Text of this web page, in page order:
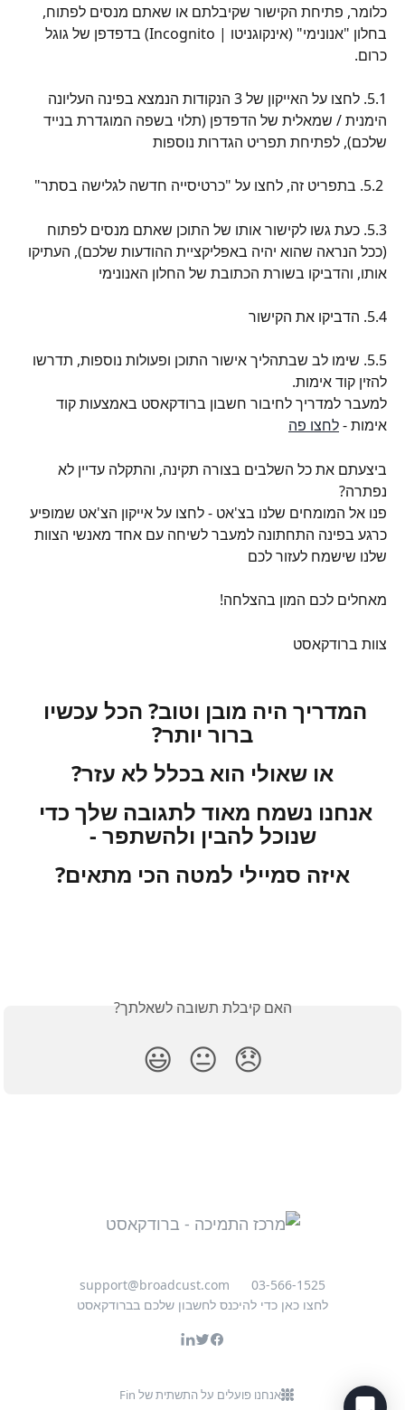
כלומר, פתיחת הקישור שקיבלתם או שאתם מנסים לפתוח,
בחלון "אנונימי" (אינקוגניטו | Incognito) בדפדפן של גוגל
כרום.
5.1. לחצו על האייקון של 3 הנקודות הנמצא בפינה העליונה
הימנית / שמאלית של הדפדפן (תלוי בשפה המוגדרת בנייד
שלכם), לפתיחת תפריט הגדרות נוספות
5.3. כעת גשו לקישור אותו של התוכן שאתם מנסים לפתוח
(ככל הנראה שהוא יהיה באפליקציית ההודעות שלכם), העתיקו
אותו, והדביקו בשורת הכתובת של החלון האנונימי
5.4. הדביקו את הקישור
5.5. שימו לב שבתהליך אישור התוכן ופעולות נוספות, תדרשו
להזין קוד אימות.
למעבר למדריך לחיבור חשבון ברודקאסט באמצעות קוד
אימות - לחצו פה
ביצעתם את כל השלבים בצורה תקינה, והתקלה עדיין לא
נפתרה?
פנו אל המומחים שלנו בצ'אט - לחצו על אייקון הצ'אט שמופיע
כרגע בפינה התחתונה למעבר לשיחה עם אחד מאנשי הצוות
שלנו שישמח לעזור לכם
מאחלים לכם המון בהצלחה!
צוות ברודקאסט
המדריך היה מובן וטוב? הכל עכשיו
ברור יותר?
או שאולי הוא בכלל לא עזר?
אנחנו נשמח מאוד לתגובה שלך כדי
שנוכל להבין ולהשתפר -
איזה סמיילי למטה הכי מתאים?
האם קיבלת תשובה לשאלתך?
😞
😐
😃
03-566-1525
support@broadcust.com
לחצו כאן כדי להיכנס לחשבון שלכם בברודקאסט
אנחנו פועלים על התשתית של Fin